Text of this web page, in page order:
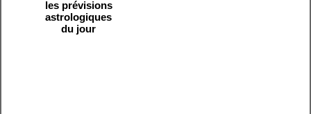
les prévisions
astrologiques
du jour